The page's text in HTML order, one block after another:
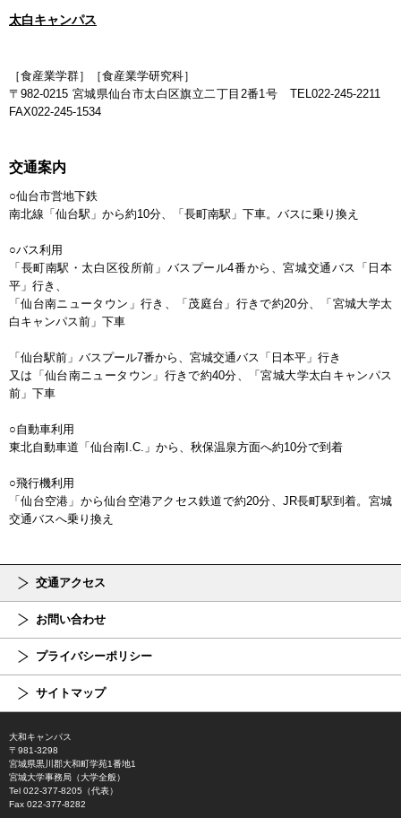
太白キャンパス
［食産業学群］［食産業学研究科］
〒982-0215 宮城県仙台市太白区旗立二丁目2番1号 TEL022-245-2211
FAX022-245-1534
交通案内
○仙台市営地下鉄
南北線「仙台駅」から約10分、「長町南駅」下車。バスに乗り換え
○バス利用
「長町南駅・太白区役所前」バスプール4番から、宮城交通バス「日本
平」行き、
「仙台南ニュータウン」行き、「茂庭台」行きで約20分、「宮城大学太
白キャンパス前」下車
「仙台駅前」バスプール7番から、宮城交通バス「日本平」行き
又は「仙台南ニュータウン」行きで約40分、「宮城大学太白キャンパス
前」下車
○自動車利用
東北自動車道「仙台南I.C.」から、秋保温泉方面へ約10分で到着
○飛行機利用
「仙台空港」から仙台空港アクセス鉄道で約20分、JR長町駅到着。宮城
交通バスへ乗り換え
交通アクセス
お問い合わせ
プライバシーポリシー
サイトマップ
大和キャンパス
〒981-3298
宮城県黒川郡大和町学苑1番地1
宮城大学事務局（大学全般）
Tel 022-377-8205（代表）
Fax 022-377-8282